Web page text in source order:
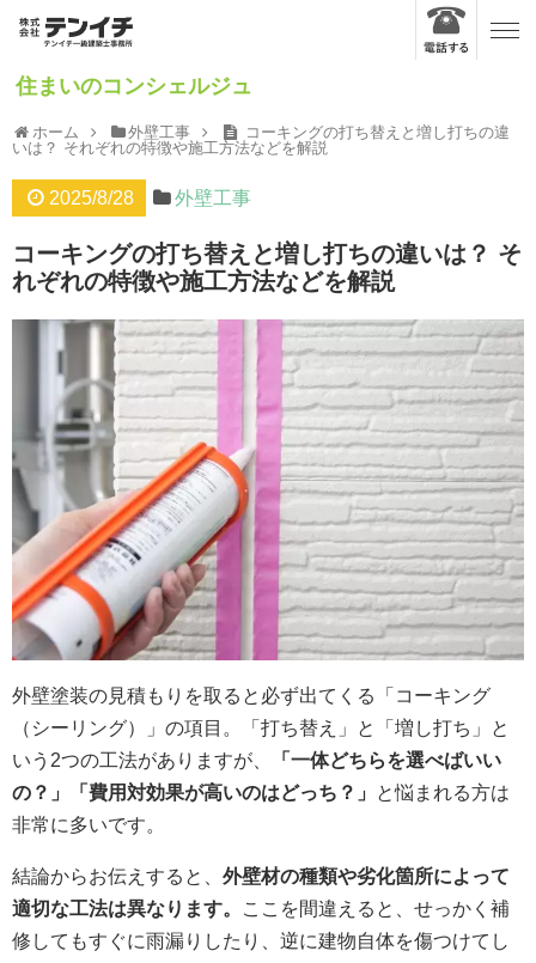
住まいのコンシェルジュ
ホーム 外壁工事
コーキングの打ち替えと増し打ちの違
いは？ それぞれの特徴や施工方法などを解説
2025/8/28 外壁工事
コーキングの打ち替えと増し打ちの違いは？ そ
れぞれの特徴や施工方法などを解説
外壁塗装の見積もりを取ると必ず出てくる「コーキング
（シーリング）」の項目。「打ち替え」と「増し打ち」と
いう2つの工法がありますが、
「一体どちらを選べばいい
の？」「費用対効果が高いのはどっち？」
と悩まれる方は
非常に多いです。
結論からお伝えすると、 外壁材の種類や劣化箇所によって
適切な工法は異なります。
ここを間違えると、せっかく補
修してもすぐに雨漏りしたり、逆に建物自体を傷つけてし